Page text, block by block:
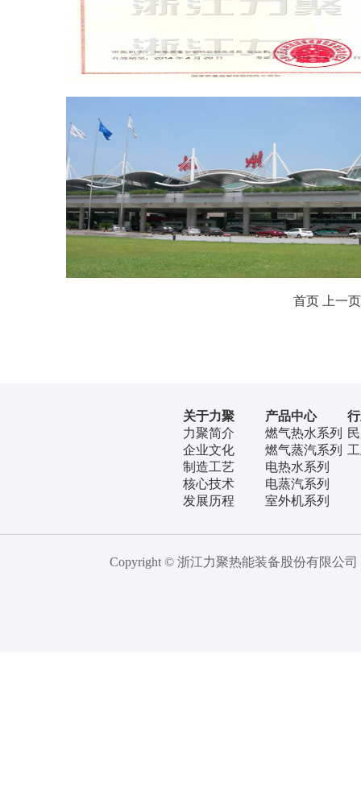
首页 上一页
关于力聚
力聚简介
企业文化
制造工艺
核心技术
发展历程
产品中心
燃气热水系列
燃气蒸汽系列
电热水系列
电蒸汽系列
室外机系列
Copyright © 浙江力聚热能装备股份有限公